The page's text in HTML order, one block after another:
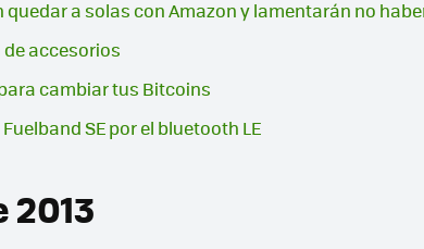
quedar a solas con Amazon y lamentarán no
de accesorios
cambiar tus Bitcoins
SE por el bluetooth LE